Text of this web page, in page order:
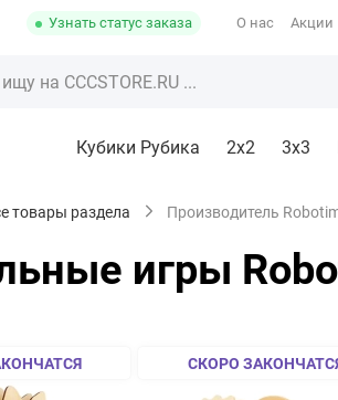
Узнать статус заказа О нас Акции
Кубики Рубика 2x2 3х3
товары раздела Производитель
игры
СКОРО